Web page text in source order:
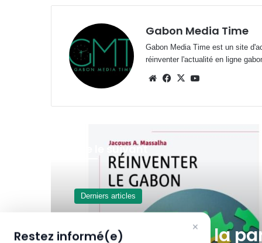
Gabon Media Time
Gabon Media Time est un site
réinventer l'actualité en ligne
WebsiteFacebook
X
Lire le suivant
SOCIETE
Allaitement
×
Restez informé(e)